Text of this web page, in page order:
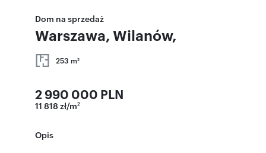
Dom na sprzedaż
Warszawa, Wilanów,
253 m2
2 990 000 PLN
11 818 zł/m2
Opis